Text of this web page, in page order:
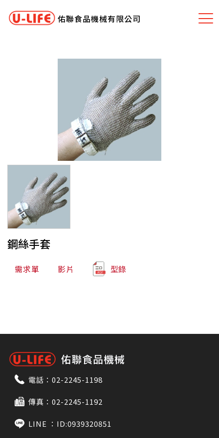
佑聯食品機械有限公司
鋼絲手套
需求單 影片 型錄
電話： 02-2245-1198
傳真：02-2245-1192
LINE ： ID:0939320851